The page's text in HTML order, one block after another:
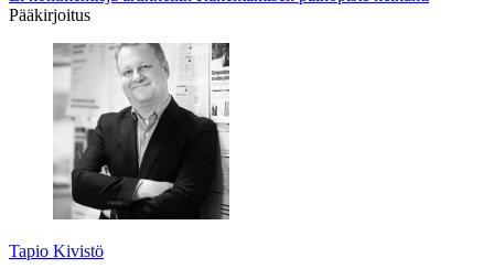
Pääkirjoitus
Tapio Kivistö